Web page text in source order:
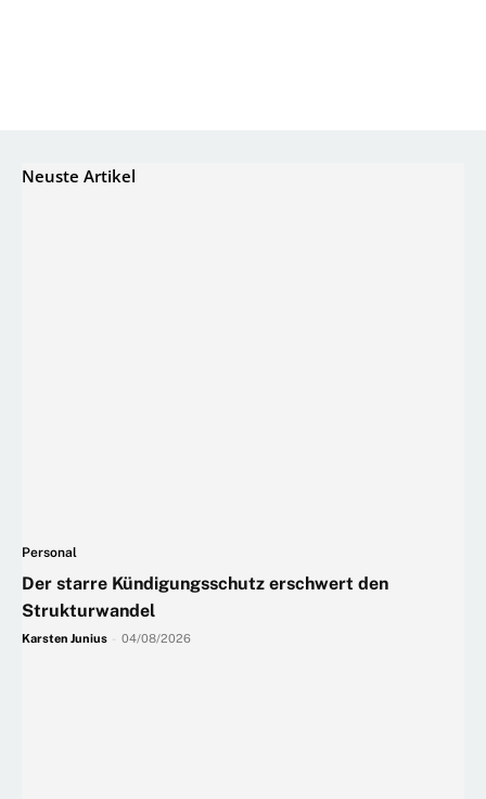
Neuste Artikel
Personal
Der starre Kündigungsschutz erschwert den
Strukturwandel
Karsten Junius 04/08/2026